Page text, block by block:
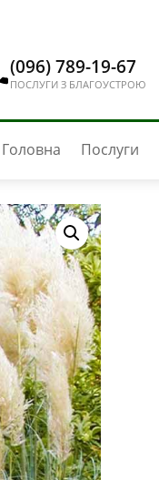
(096) 789-19-67
ПОСЛУГИ З БЛАГОУСТРОЮ
Головна Послуги